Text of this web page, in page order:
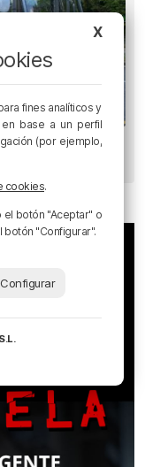
Bizkaia y
X
fines analíticos y
en base a un perfil
(por ejemplo,
cookies.
botón "Aceptar" o
botón "Configurar".
Configurar